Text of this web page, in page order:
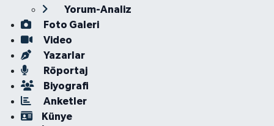
Yorum-Analiz
Foto Galeri
Video
Yazarlar
Röportaj
Biyografi
Anketler
Künye